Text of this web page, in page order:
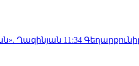
11:34Գեղարքունիքում